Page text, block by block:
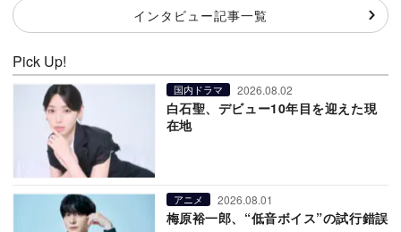
インタビュー記事一覧
Pick Up!
国内ドラマ 2026.08.02
白石聖、デビュー10年目を迎えた現
在地
アニメ 2026.08.01
梅原裕一郎、“低音ボイス”の試行錯誤